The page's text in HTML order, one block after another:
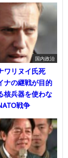
国内政治
ワリヌイ氏死
ナの継戦が目的
核兵器を使わな
戦争